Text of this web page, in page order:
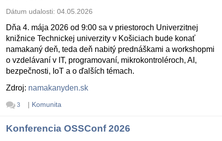
Dátum udalosti: 04.05.2026
Dňa 4. mája 2026 od 9:00 sa v priestoroch Univerzitnej
knižnice Technickej univerzity v Košiciach bude konať
namakaný deň, teda deň nabitý prednáškami a workshopmi
o vzdelávaní v IT, programovaní, mikrokontroléroch, AI,
bezpečnosti, IoT a o ďalších témach.
Zdroj: namakanyden.sk
3 | Komunita
Konferencia OSSConf 2026